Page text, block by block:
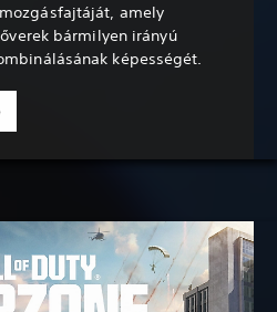
amely
bármilyen irányú
képességét.